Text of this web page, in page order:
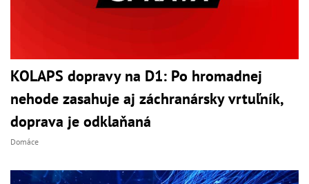
KOLAPS dopravy na D1: Po hromadnej
nehode zasahuje aj záchranársky vrtuľník,
doprava je odklaňaná
Domáce